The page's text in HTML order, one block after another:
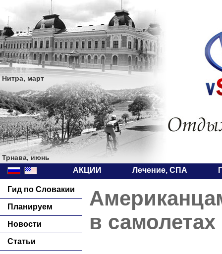
Нитра, март
Трнава, июнь
АКЦИИ Лечение, СПА
Гид по Словакии
Планируем
Новости
Статьи
в самолетах